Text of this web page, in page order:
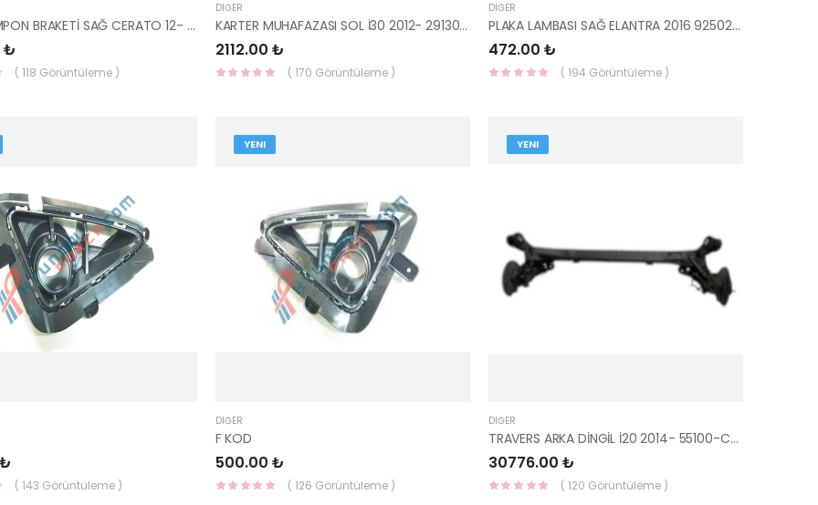
ARKA TAMPON BRAKETİ SAĞ CERATO 12- 86614-A7800 HMC
₺
( 118 Görüntüleme )
DIĞER
KARTER MUHAFAZASI SOL İ30 2012- 29130-A6100 HMC
2112.00 ₺
( 170 Görüntüleme )
DIĞER
PLAKA LAMBASI SAĞ ELANTRA 2016 92502-3X400 HMC
472.00 ₺
( 194 Görüntüleme )
( 143 Görüntüleme )
YENI
DIĞER
F KOD
500.00 ₺
( 126 Görüntüleme )
YENI
DIĞER
TRAVERS ARKA DİNGİL İ20 2014- 55100-C8100 HMC
30776.00 ₺
( 120 Görüntüleme )